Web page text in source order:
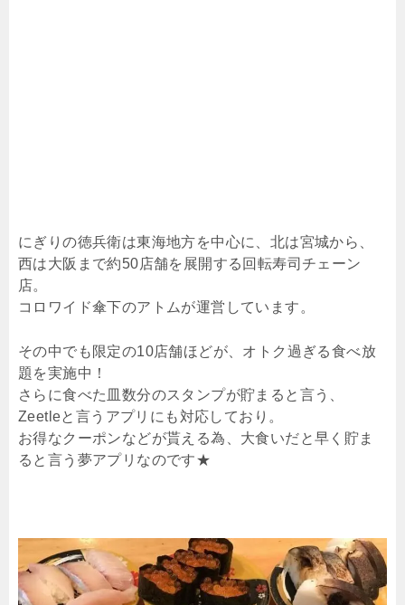
にぎりの徳兵衛は東海地方を中心に、北は宮城から、
西は大阪まで約50店舗を展開する回転寿司チェーン
店。
コロワイド傘下のアトムが運営しています。
その中でも限定の10店舗ほどが、オトク過ぎる食べ放
題を実施中！
さらに食べた皿数分のスタンプが貯まると言う、
Zeetleと言うアプリにも対応しており。
お得なクーポンなどが貰える為、大食いだと早く貯ま
ると言う夢アプリなのです★